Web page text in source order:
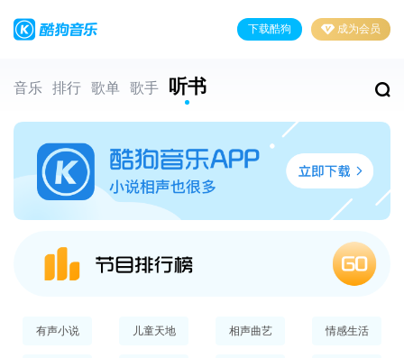
下载酷狗 成为会员
音乐 排行 歌单 歌手 听书
有声小说 儿童天地 相声曲艺 情感生活